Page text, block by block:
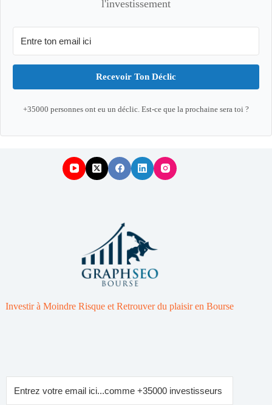
l'investissement
Recevoir Ton Déclic
+35000 personnes ont eu un déclic. Est-ce que la prochaine sera toi ?
Investir à Moindre Risque et Retrouver du plaisir en Bourse